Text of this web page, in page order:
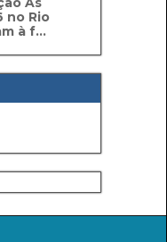
no Rio
à f...